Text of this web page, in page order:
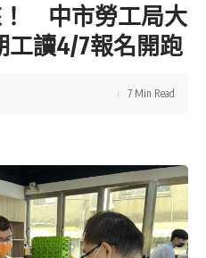
！ 中市勞工局大
工讀4/7報名開跑
7 Min Read